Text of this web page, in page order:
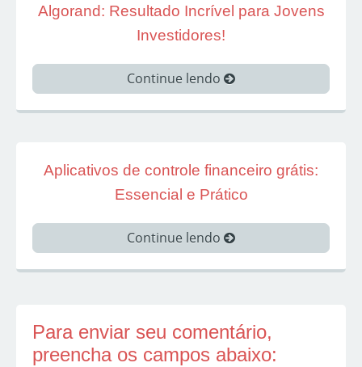
Algorand: Resultado Incrível para Jovens
Investidores!
Continue lendo
Aplicativos de controle financeiro grátis:
Essencial e Prático
Continue lendo
Para enviar seu comentário,
preencha os campos abaixo: